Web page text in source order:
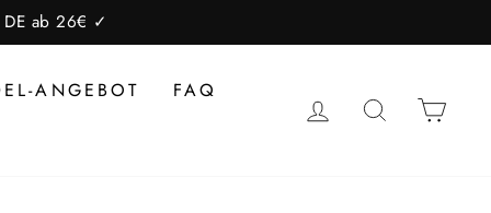
DE ab 26€ ✓
ANGEBOT
FAQ
EINLOGGEN
SUCHE